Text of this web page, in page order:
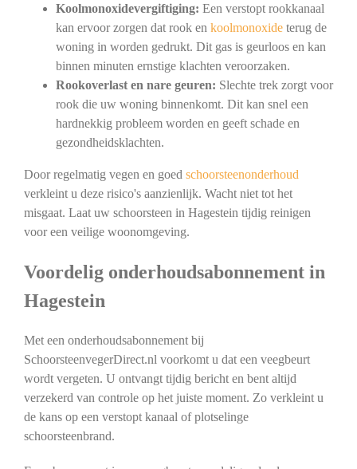
Koolmonoxidevergiftiging: Een verstopt rookkanaal
kan ervoor zorgen dat rook en koolmonoxideterug de
woning in worden gedrukt. Dit gas is geurloos en kan
binnen minuten ernstige klachten veroorzaken.
Rookoverlast en nare geuren: Slechte trek zorgt voor
rook die uw woning binnenkomt. Dit kan snel een
hardnekkig probleem worden en geeft schade en
gezondheidsklachten.
Door regelmatig vegen en goed schoorsteenonderhoud
verkleint u deze risico's aanzienlijk. Wacht niet tot het
misgaat. Laat uw schoorsteen in Hagestein tijdig reinigen
voor een veilige woonomgeving.
Voordelig onderhoudsabonnement in
Hagestein
Met een onderhoudsabonnement bij
SchoorsteenvegerDirect.nl voorkomt u dat een veegbeurt
wordt vergeten. U ontvangt tijdig bericht en bent altijd
verzekerd van controle op het juiste moment. Zo verkleint u
de kans op een verstopt kanaal of plotselinge
schoorsteenbrand.